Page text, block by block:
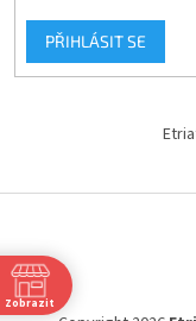
PŘIHLÁSIT SE
Zobrazit